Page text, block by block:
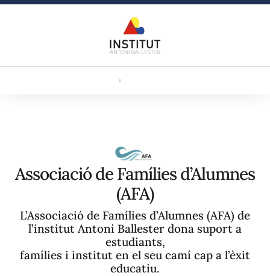
Associació de Famílies d’Alumnes
(AFA)
L’Associació de Famílies d’Alumnes (AFA) de
l’institut Antoni Ballester dona suport a
estudiants,
famílies i institut en el seu camí cap a l’èxit
educatiu.